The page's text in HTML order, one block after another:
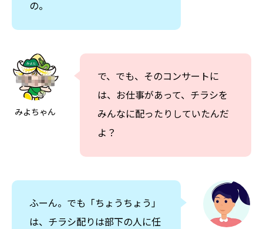
の。
みよちゃん
で、でも、そのコンサートに
は、お仕事があって、チラシを
みんなに配ったりしていたんだ
よ？
ふーん。でも「ちょうちょう」
は、チラシ配りは部下の人に任